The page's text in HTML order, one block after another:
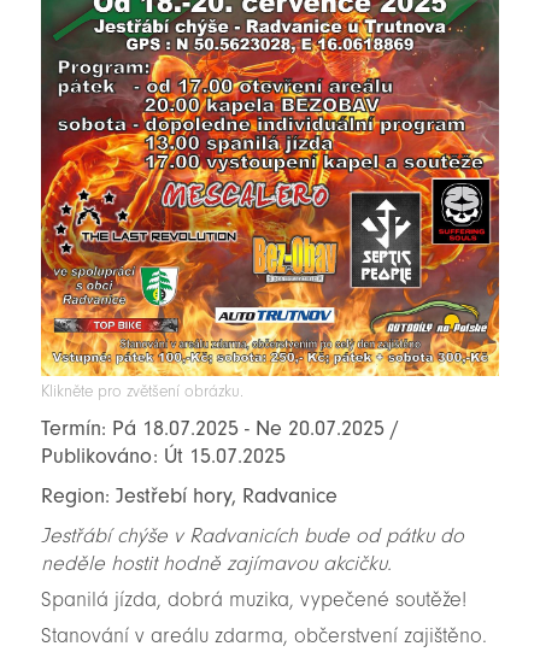
Klikněte pro zvětšení obrázku.
Termín: Pá 18.07.2025 - Ne 20.07.2025 /
Publikováno: Út 15.07.2025
Region: Jestřebí hory, Radvanice
Jestřábí chýše v Radvanicích bude od pátku do
neděle hostit hodně zajímavou akcičku.
Spanilá jízda, dobrá muzika, vypečené soutěže!
Stanování v areálu zdarma, občerstvení zajištěno.